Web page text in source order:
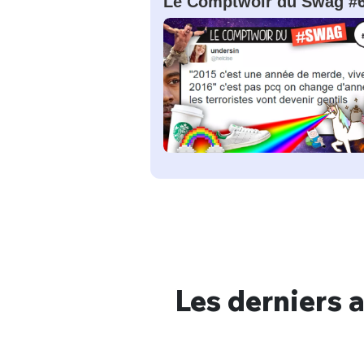
Les derniers
VOTRE PARTICIPATION
Que